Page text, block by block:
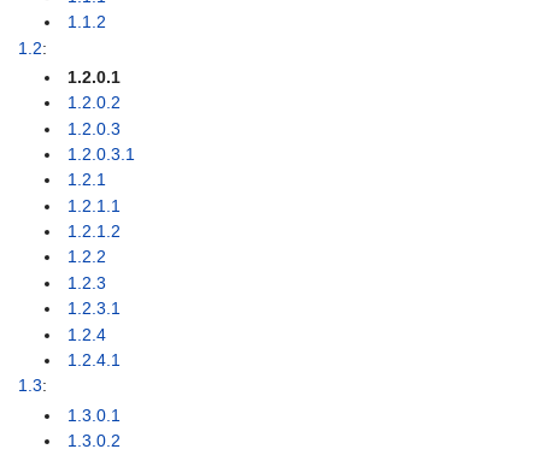
1.1.2
1.2:
1.2.0.1
1.2.0.2
1.2.0.3
1.2.0.3.1
1.2.1
1.2.1.1
1.2.1.2
1.2.2
1.2.3
1.2.3.1
1.2.4
1.2.4.1
1.3:
1.3.0.1
1.3.0.2